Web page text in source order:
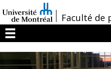
au
contenu
/Faculté de
Menu